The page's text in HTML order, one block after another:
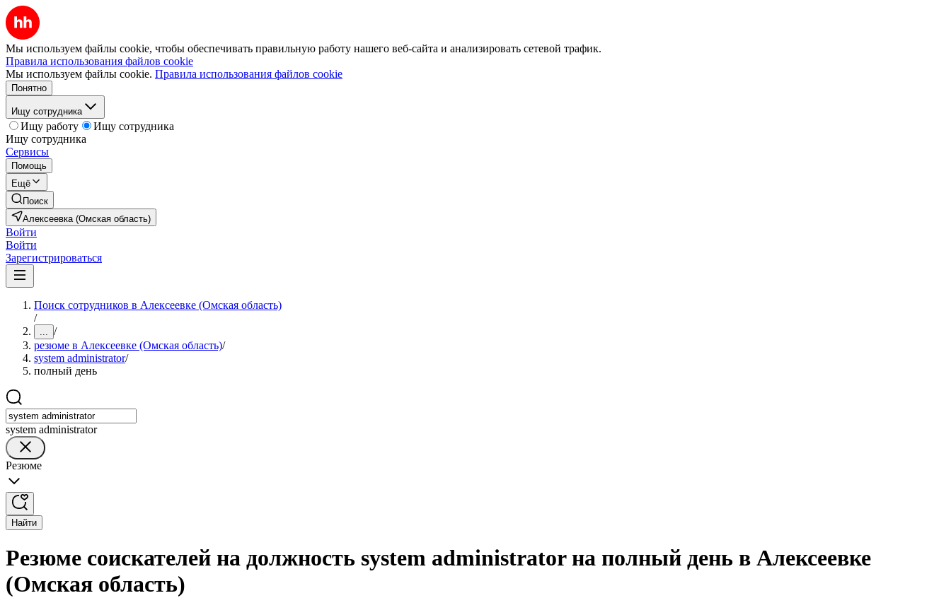
Мы используем файлы cookie, чтобы обеспечивать правильную работу нашего веб-сайта и анализировать сетевой трафик.
Правила использования файлов cookie
Мы используем файлы cookie. Правила использования файлов cookie
Понятно
Ищу сотрудника
Ищу работу
Ищу сотрудника
Ищу сотрудника
Сервисы
Помощь
Ещё
Поиск
Алексеевка (Омская область)
Войти
Войти
Зарегистрироваться
Поиск сотрудников в Алексеевке (Омская область)
/
... /
резюме в Алексеевке (Омская область)/
system administrator/
полный день
system administrator
Резюме
Найти
Резюме соискателей на должность system administrator на полный день в Алексеевке
(Омская область)